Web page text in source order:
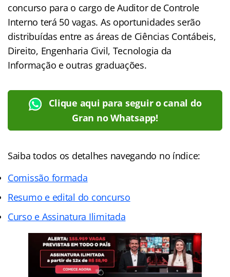
concurso para o cargo de Auditor de Controle
Interno terá 50 vagas. As oportunidades serão
distribuídas entre as áreas de Ciências Contábeis,
Direito, Engenharia Civil, Tecnologia da
Informação e outras graduações.
Clique aqui para seguir o canal do
Gran no Whatsapp!
Saiba todos os detalhes navegando no índice:
Comissão formada
Resumo e edital do concurso
Curso e Assinatura Ilimitada